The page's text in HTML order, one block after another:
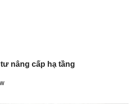
nâng cấp hạ tầng